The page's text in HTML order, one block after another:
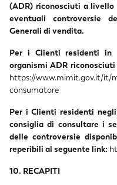
(ADR) riconosciuti a livello
eventuali controversie
Generali di vendita.
Per i Clienti residenti in
organismi ADR
https://www.mimit.gov.it/it/
consumatore
Per i Clienti residenti
consiglia di consultare i
delle controversie
reperibili al seguente link:
10. RECAPITI